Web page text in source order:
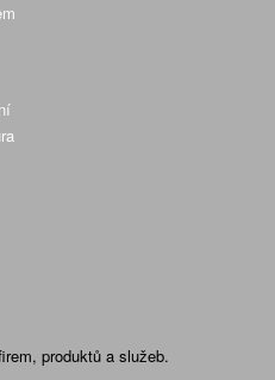
produktů a služeb.